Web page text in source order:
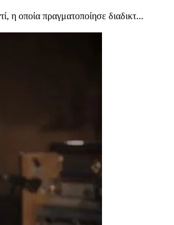
η οποία πραγματοποίησε διαδικτ...